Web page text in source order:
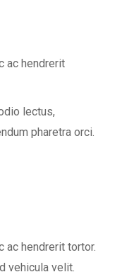
ac hendrerit
lectus,
pharetra orci.
ac hendrerit tortor.
vehicula velit.